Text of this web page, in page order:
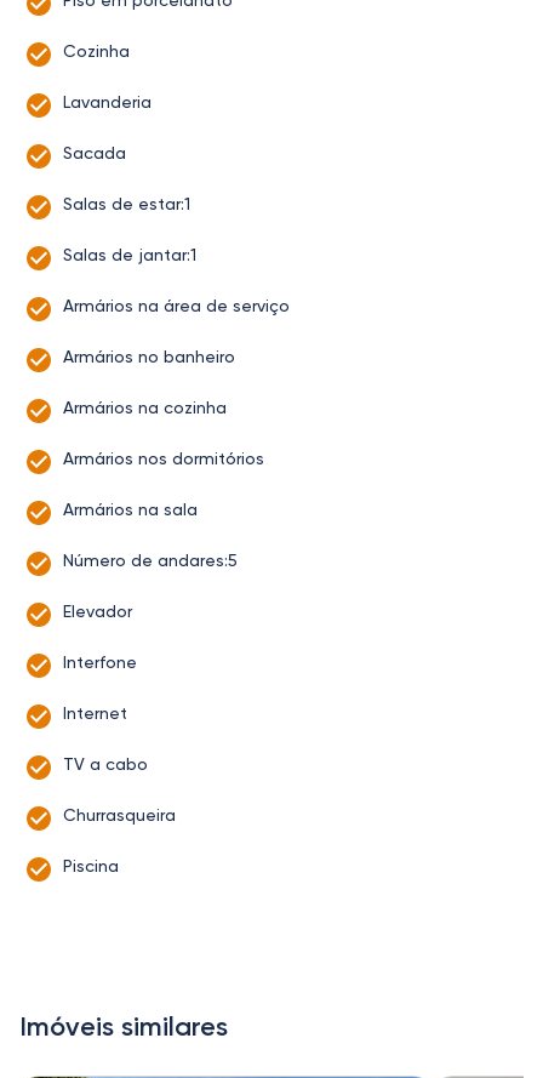
Cozinha
Lavanderia
Sacada
Salas de estar:1
Salas de jantar:1
Armários na área de serviço
Armários no banheiro
Armários na cozinha
Armários nos dormitórios
Armários na sala
Número de andares:5
Elevador
Interfone
Internet
TV a cabo
Churrasqueira
Piscina
Imóveis similares